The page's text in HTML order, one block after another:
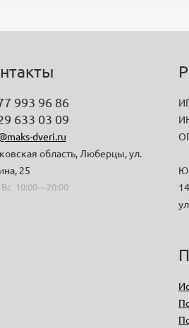
993 96 86
633 03 09
dveri.ru
область, Люберцы, ул.
25
10:00—20:00